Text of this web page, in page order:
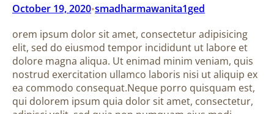
October 19, 2020•smadharmawanita1ged
orem ipsum dolor sit amet, consectetur adipisicing
elit, sed do eiusmod tempor incididunt ut labore et
dolore magna aliqua. Ut enimad minim veniam, quis
nostrud exercitation ullamco laboris nisi ut aliquip ex
ea commodo consequat.Neque porro quisquam est,
qui dolorem ipsum quia dolor sit amet, consectetur,